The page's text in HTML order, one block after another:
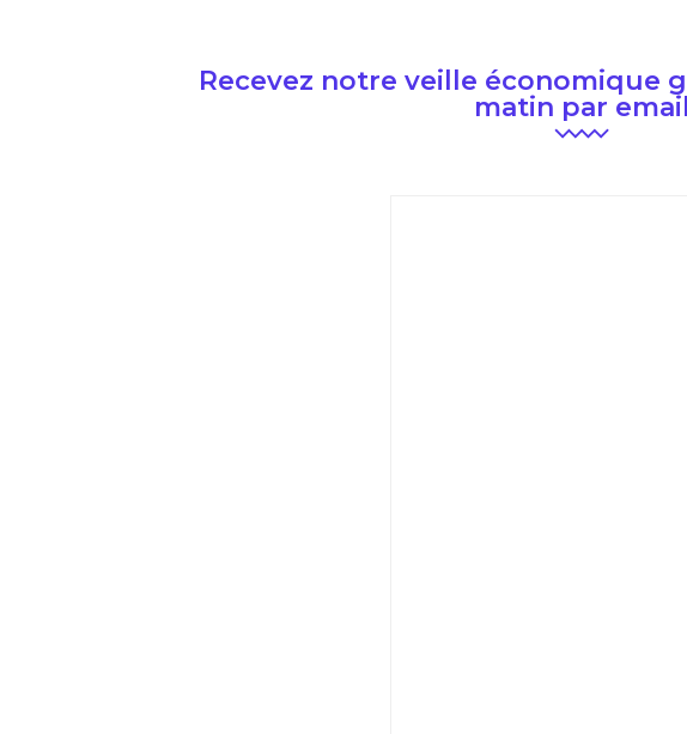
Recevez notre veille économique
matin par email